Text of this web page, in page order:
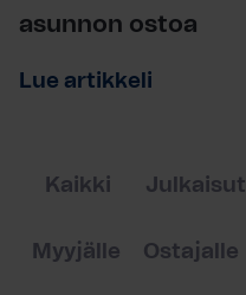
asunnon ostoa
Lue artikkeli
Kaikki Julkaisut
Myyjälle Ostajalle